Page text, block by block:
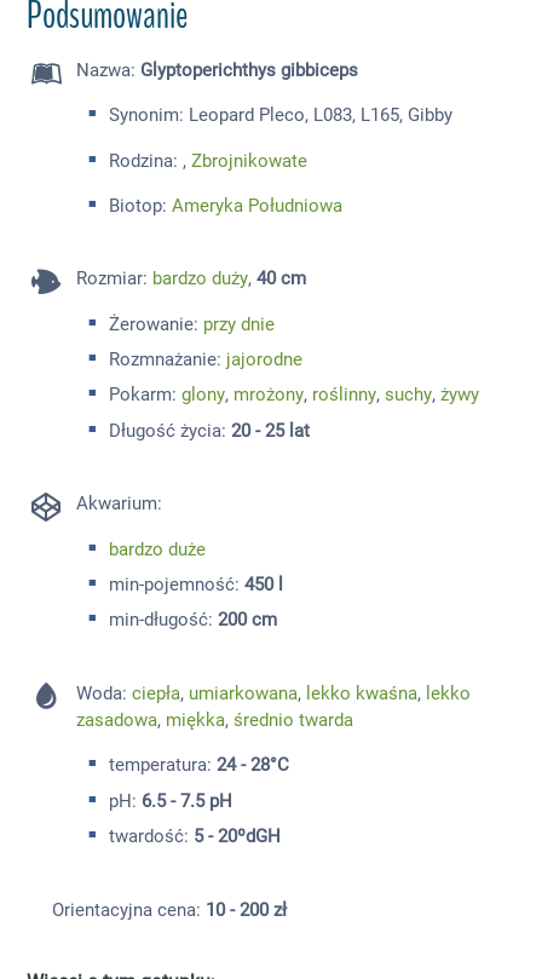
Podsumowanie
Nazwa: Glyptoperichthys gibbiceps
Synonim: Leopard Pleco, L083, L165, Gibby
Rodzina: , Zbrojnikowate
Biotop: Ameryka Południowa
Rozmiar: bardzo duży,40 cm
Żerowanie: przy dnie
Rozmnażanie: jajorodne
Pokarm: glony, mrożony, roślinny, suchy, żywy
Długość życia: 20 - 25 lat
Akwarium:
bardzo duże
min-pojemność: 450 l
min-długość: 200 cm
Woda:ciepła, umiarkowana, lekko kwaśna, lekko
zasadowa, miękka,średnio twarda
temperatura: 24 - 28°C
pH: 6.5 - 7.5 pH
twardość: 5 - 20ºdGH
Orientacyjna cena: 10 - 200 zł